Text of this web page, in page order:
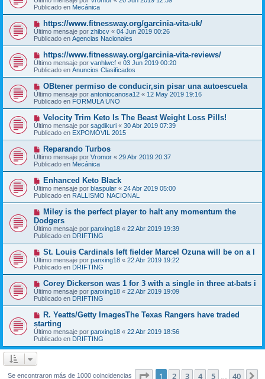
e
n
s
j
e
e
v
o
m
e
n
s
j
e
Publicado en Mecánica
N
u
e
v
o
m
e
n
s
a
j
e
https://www.fitnessway.org/garcinia-vita-uk/
Último mensaje por zhibcv « 04 Jun 2019 00:26
Publicado en Agencias Nacionales
N
u
e
v
m
e
n
s
a
j
e
https://www.fitnessway.org/garcinia-vita-reviews/
Último mensaje por vanhlwcf « 03 Jun 2019 00:20
Publicado en Anuncios Clasificados
N
u
e
v
o
m
e
n
s
j
e
OBtener permiso de conducir,sin pisar una autoescuela
Último mensaje por antoniocanosa12 « 12 May 2019 19:16
Publicado en FORMULA UNO
N
u
e
v
o
m
e
n
s
j
e
Velocity Trim Keto Is The Beast Weight Loss Pills!
Último mensaje por sagdikuri « 30 Abr 2019 07:39
Publicado en EXPOMÓVIL 2015
N
u
e
v
o
m
e
n
s
j
e
Reparando Turbos
Último mensaje por Vromor « 29 Abr 2019 20:37
Publicado en Mecánica
N
u
e
v
o
m
e
n
s
a
e
Enhanced Keto Black
Último mensaje por blaspular « 24 Abr 2019 05:00
Publicado en RALLISMO NACIONAL
N
e
v
o
m
e
n
s
a
e
Miley is the perfect player to halt any momentum the
Dodgers
Último mensaje por panxing18 « 22 Abr 2019 19:39
Publicado en DRIFTING
N
u
e
v
m
e
n
s
j
e
St. Louis Cardinals left fielder Marcel Ozuna will be on a l
Último mensaje por panxing18 « 22 Abr 2019 19:22
Publicado en DRIFTING
N
u
e
v
o
m
e
n
s
a
Corey Dickerson was 1 for 3 with a single in three at-bats i
Último mensaje por panxing18 « 22 Abr 2019 19:09
Publicado en DRIFTING
N
e
v
o
m
a
R. Yeatts/Getty ImagesThe Texas Rangers have traded
starting
Último mensaje por panxing18 « 22 Abr 2019 18:56
Publicado en DRIFTING
Se encontraron más de 1000 coincidencias Página de 40
1 2 3 4 5 40